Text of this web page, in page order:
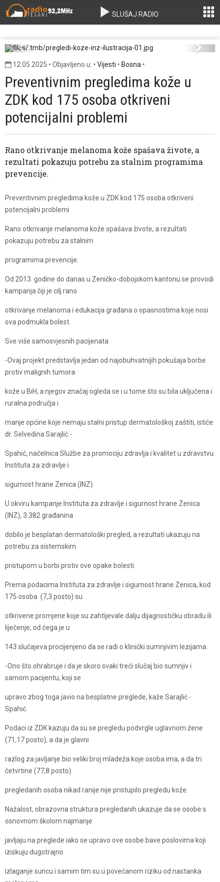
SLUŠAJ RADIO
Previous Next
12.05.2025 • Objavljeno u: • Vijesti • Bosna •
Preventivnim pregledima kože u
ZDK kod 175 osoba otkriveni
potencijalni problemi
Rano otkrivanje melanoma kože spašava živote, a
rezultati pokazuju potrebu za stalnim programima
prevencije.
Preventivnim pregledima kože u ZDK kod 175 osoba otkriveni
potencijalni problemi
Rano otkrivanje melanoma kože spašava živote, a rezultati
pokazuju potrebu za stalnim
programima prevencije.
Od 2013. godine do danas u Zeničko-dobojskom kantonu se provodi
kampanja čiji je cilj rano
otkrivanje melanoma i edukacija građana o opasnostima koje nosi
ova podmukla bolest.
Sve više samosvjesnih pacijenata
-Ovaj projekt predstavlja jedan od najobuhvatnijih pokušaja borbe
protiv malignih tumora
kože u BiH, a njegov značaj ogleda se i u tome što su bila uključena i
ruralna područja i
manje općine koje nemaju stalni pristup dermatološkoj zaštiti, ističe
dr. Selvedina Sarajlić -
Spahić, načelnica Službe za promociju zdravlja i kvalitet u zdravstvu
Instituta za zdravlje i
sigurnost hrane Zenica (INZ).
U okviru kampanje Instituta za zdravlje i sigurnost hrane Zenica
(INZ), 3.382 građanina
dobilo je besplatan dermatološki pregled, a rezultati ukazuju na
potrebu za sistemskim
pristupom u borbi protiv ove opake bolesti.
Prema podacima Instituta za zdravlje i sigurnost hrane Zenica, kod
175 osoba (7,3 posto) su
otkrivene promjene koje su zahtijevale dalju dijagnostičku obradu ili
liječenje, od čega je u
143 slučajeva procijenjeno da se radi o klinički sumnjivim lezijama.
-Ono što ohrabruje i da je skoro svaki treći slučaj bio sumnjiv i
samom pacijentu, koji se
upravo zbog toga javio na besplatne preglede, kaže Sarajlić -
Spahić.
Podaci iz ZDK kazuju da su se pregledu podvrgle uglavnom žene
(71,17 posto), a da je glavni
razlog za javljanje bio veliki broj mladeža koje osoba ima, a da tri
četvrtine (77,8 posto)
pregledanih osoba nikad ranije nije pristupilo pregledu kože.
Nažalost, obrazovna struktura pregledanih ukazuje da se osobe s
osnovnom školom najmanje
javljaju na preglede iako​ se upravo ove osobe bave poslovima koji
iziskuju dugotrajno
izlaganje suncu i samim tim su u povećanom riziku od nastanka